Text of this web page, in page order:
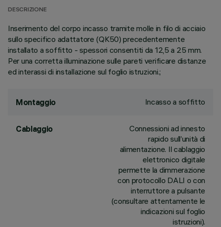
DESCRIZIONE
Inserimento del corpo incasso tramite molle in filo di acciaio
sullo specifico adattatore (QK50) precedentemente
installato a soffitto - spessori consentiti da 12,5 a 25 mm.
Per una corretta illuminazione sulle pareti verificare distanze
ed interassi di installazione sul foglio istruzioni.;
Montaggio Incasso a soffitto
Cablaggio
Connessioni ad innesto
rapido sull’unità di
alimentazione. Il cablaggio
elettronico digitale
permette la dimmerazione
con protocollo DALI o con
interruttore a pulsante
(consultare attentamente le
indicazioni sul foglio
istruzioni).